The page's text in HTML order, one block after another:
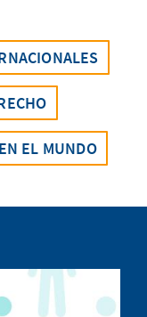
EL MUNDO